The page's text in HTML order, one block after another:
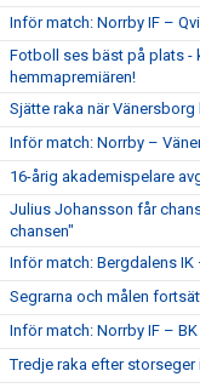
Inför match: Norrby IF –
Fotboll ses bäst på plats -
hemmapremiären!
Sjätte raka när
Inför match: Norrby –
16-årig akademispelare
Julius Johansson får
chansen"
Inför match: Bergdalens IK
Segrarna och målen
Inför match: Norrby IF –
Tredje raka efter storseger